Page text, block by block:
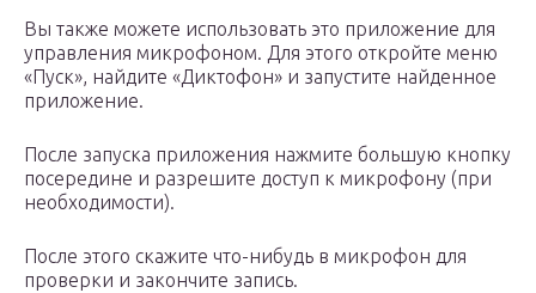
Вы также можете использовать это приложение для
управления микрофоном. Для этого откройте меню
«Пуск», найдите «Диктофон» и запустите найденное
приложение.
После запуска приложения нажмите большую кнопку
посередине и разрешите доступ к микрофону (при
необходимости).
После этого скажите что-нибудь в микрофон для
проверки и закончите запись.